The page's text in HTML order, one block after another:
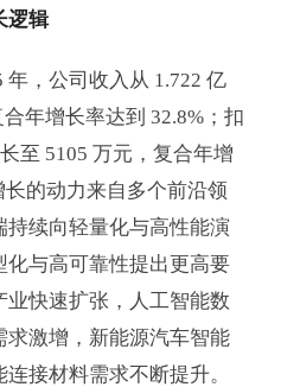
逻辑
，公司收入从 1.722 亿
年增长率达到 32.8%；扣
至 5105 万元，复合年增
的动力来自多个前沿领
续向轻量化与高性能演
与高可靠性提出更高要
快速扩张，人工智能数
激增，新能源汽车智能
接材料需求不断提升。